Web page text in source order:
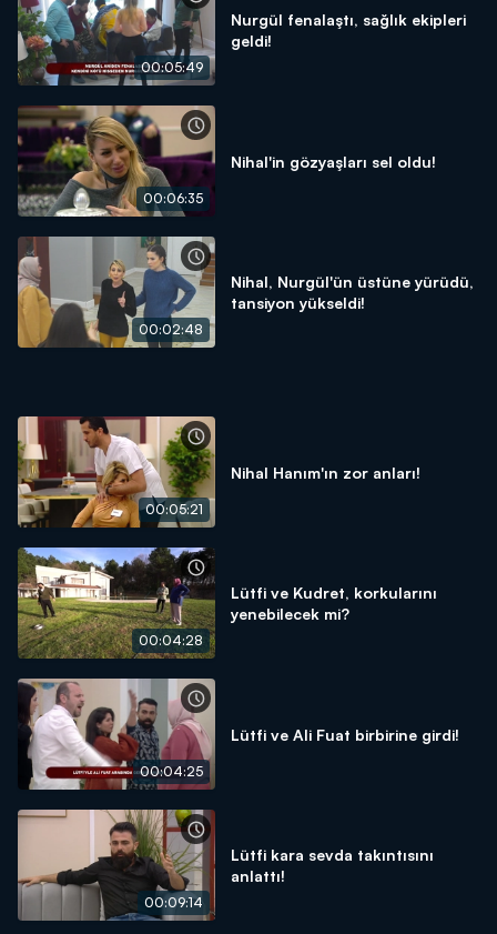
00:05:49
Nurgül fenalaştı, sağlık ekipleri
geldi!
00:06:35
Nihal'in gözyaşları sel oldu!
00:02:48
Nihal, Nurgül'ün üstüne yürüdü,
tansiyon yükseldi!
00:05:21
Nihal Hanım'ın zor anları!
00:04:28
Lütfi ve Kudret, korkularını
yenebilecek mi?
00:04:25
Lütfi ve Ali Fuat birbirine girdi!
00:09:14
Lütfi kara sevda takıntısını
anlattı!